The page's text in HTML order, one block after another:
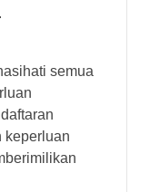
semua
keperluan